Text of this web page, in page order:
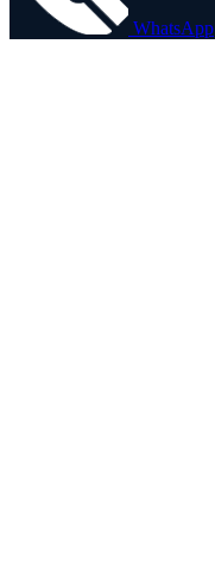
WhatsApp